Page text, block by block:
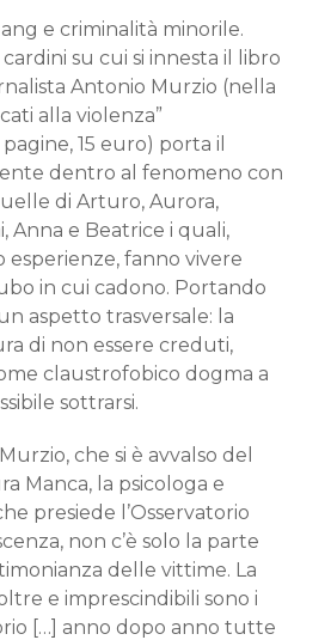
e criminalità minorile.
su cui si innesta il libro
Antonio Murzio (nella
alla violenza”
15 euro) porta il
dentro al fenomeno con
di Arturo, Aurora,
Anna e Beatrice i quali,
esperienze, fanno vivere
in cui cadono. Portando
aspetto trasversale: la
di non essere creduti,
claustrofobico dogma a
sottrarsi.
che si è avvalso del
Manca, la psicologa e
presiede l’Osservatorio
non c’è solo la parte
delle vittime. La
e imprescindibili sono i
[…] anno dopo anno tutte